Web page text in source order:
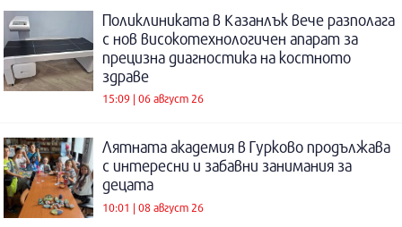
Поликлиниката в Казанлък вече разполага
с нов високотехнологичен апарат за
прецизна диагностика на костното
здраве
15:09 | 06 август 26
Лятната академия в Гурково продължава
с интересни и забавни занимания за
децата
10:01 | 08 август 26